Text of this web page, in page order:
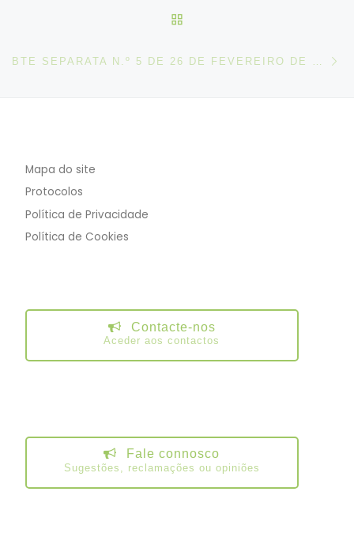
Mapa do site
Protocolos
Política de Privacidade
Política de Cookies
Contacte-nos
Aceder aos contactos
Fale connosco
Sugestões, reclamações ou opiniões